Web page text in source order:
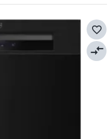
favorite_border
compare_arrows